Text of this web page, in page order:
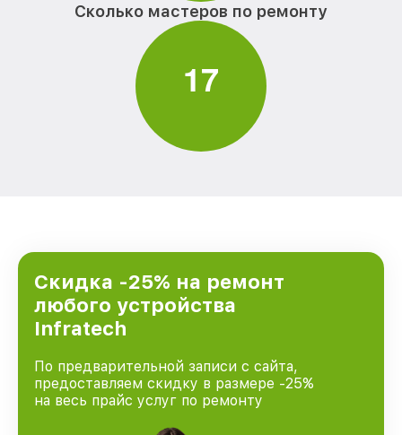
Сколько мастеров по ремонту
17
Скидка -25% на ремонт
любого устройства
Infratech
По предварительной записи с сайта,
предоставляем скидку в размере -25%
на весь прайс услуг по ремонту